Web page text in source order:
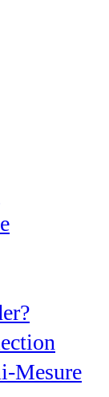
Mesure